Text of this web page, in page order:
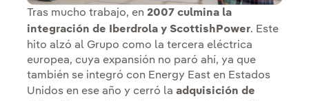
Tras mucho trabajo, en 2007 culmina la
integración de Iberdrola y ScottishPower. Este
hito alzó al Grupo como la tercera eléctrica
europea, cuya expansión no paró ahí, ya que
también se integró con Energy East en Estados
Unidos en ese año y cerró la adquisición de